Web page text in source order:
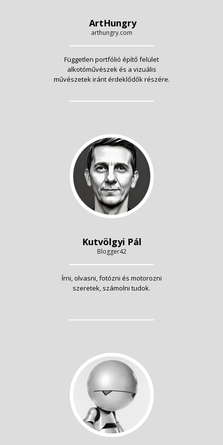
ArtHungry
arthungry.com
Független portfólió építő felület
alkotóművészek és a vizuális
művészetek iránt érdeklődők részére.
Kutvölgyi Pál
Blogger42
Írni, olvasni, fotózni és motorozni
szeretek, számolni tudok.